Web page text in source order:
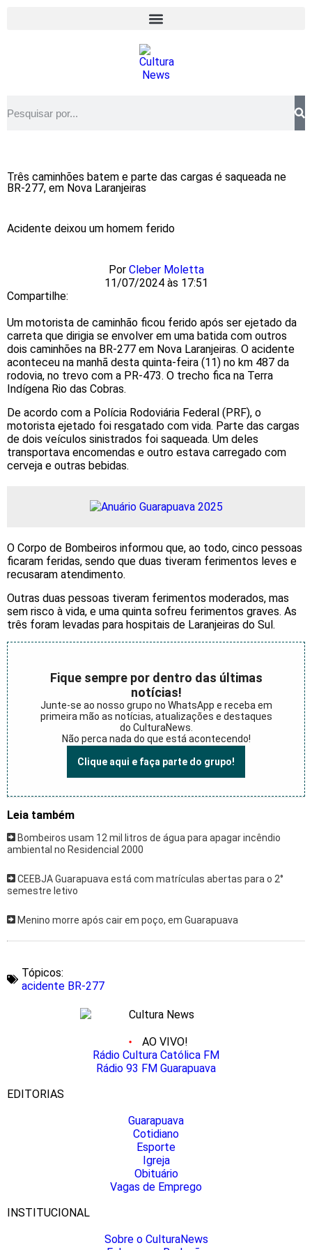
Três caminhões batem e parte das cargas é saqueada ne
BR-277, em Nova Laranjeiras
Acidente deixou um homem ferido
Por Cleber Moletta
11/07/2024 às 17:51
Compartilhe:
Um motorista de caminhão ficou ferido após ser ejetado da
carreta que dirigia se envolver em uma batida com outros
dois caminhões na BR-277 em Nova Laranjeiras. O acidente
aconteceu na manhã desta quinta-feira (11) no km 487 da
rodovia, no trevo com a PR-473. O trecho fica na Terra
Indígena Rio das Cobras.
De acordo com a Polícia Rodoviária Federal (PRF), o
motorista ejetado foi resgatado com vida. Parte das cargas
de dois veículos sinistrados foi saqueada. Um deles
transportava encomendas e outro estava carregado com
cerveja e outras bebidas.
O Corpo de Bombeiros informou que, ao todo, cinco pessoas
ficaram feridas, sendo que duas tiveram ferimentos leves e
recusaram atendimento.
Outras duas pessoas tiveram ferimentos moderados, mas
sem risco à vida, e uma quinta sofreu ferimentos graves. As
três foram levadas para hospitais de Laranjeiras do Sul.
Fique sempre por dentro das últimas
notícias!
Junte-se ao nosso grupo no WhatsApp e receba em
primeira mão as notícias, atualizações e destaques
do CulturaNews.
Não perca nada do que está acontecendo!
Clique aqui e faça parte do grupo!
Leia também
Bombeiros usam 12 mil litros de água para apagar incêndio
ambiental no Residencial 2000
CEEBJA Guarapuava está com matrículas abertas para o 2°
semestre letivo
Menino morre após cair em poço, em Guarapuava
Tópicos:
acidente BR-277
AO VIVO!
Rádio Cultura Católica FM
Rádio 93 FM Guarapuava
EDITORIAS
Guarapuava
Cotidiano
Esporte
Igreja
Obituário
Vagas de Emprego
INSTITUCIONAL
Sobre o CulturaNews